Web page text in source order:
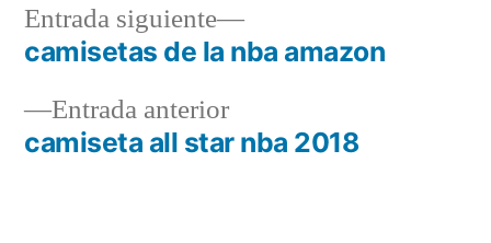
Navegación
deEntrada anteriorEntrada
anterior:
camiseta all star nba 2018
Entrada siguiente
Entrada
siguiente:
camisetas de la nba amazon